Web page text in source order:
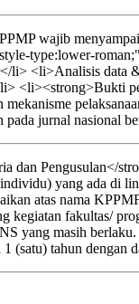
wajib
type:lower-
li> <li>Analisis data
<li><strong>Bukti
pada jurnal
dan Pengusulan</
yang ada di
atas nama
kegiatan fakultas/
yang masih
(satu) tahun